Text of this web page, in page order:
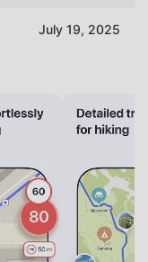
July 19, 2025